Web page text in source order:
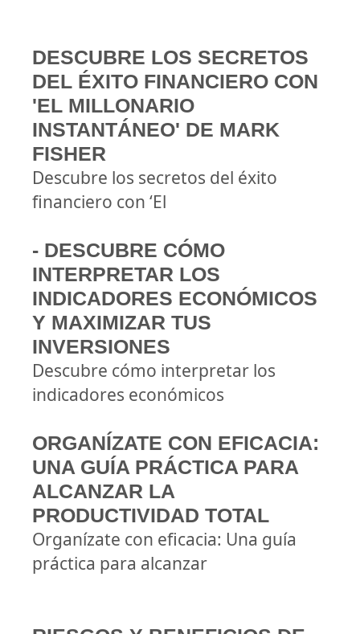
DESCUBRE LOS SECRETOS
DEL ÉXITO FINANCIERO CON
'EL MILLONARIO
INSTANTÁNEO' DE MARK
FISHER
Descubre los secretos del éxito
financiero con ‘El
- DESCUBRE CÓMO
INTERPRETAR LOS
INDICADORES ECONÓMICOS
Y MAXIMIZAR TUS
INVERSIONES
Descubre cómo interpretar los
indicadores económicos
ORGANÍZATE CON EFICACIA:
UNA GUÍA PRÁCTICA PARA
ALCANZAR LA
PRODUCTIVIDAD TOTAL
Organízate con eficacia: Una guía
práctica para alcanzar